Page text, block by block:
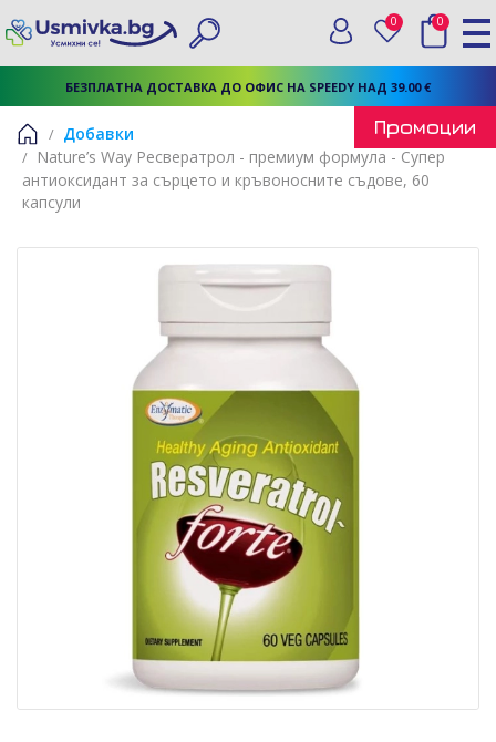
БЕЗПЛАТНА ДОСТАВКА ДО ОФИС НА SPEEDY НАД 39.00 €
Търси
Вход
0 Любими
0
Начало
Добавки
Nature’s Way Ресвератрол - премиум формула - Супер
антиоксидант за сърцето и кръвоносните съдове, 60
капсули
Промоции